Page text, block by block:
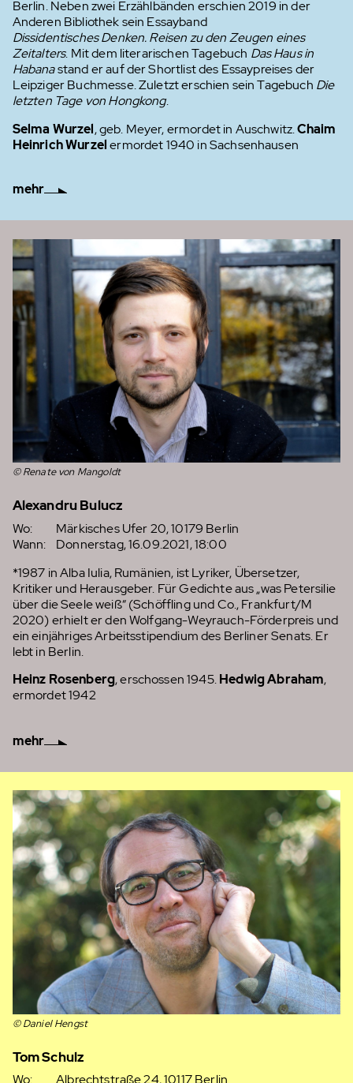
Berlin. Neben zwei Erzählbänden erschien 2019 in der
Anderen Bibliothek sein Essayband
Dissidentisches Denken. Reisen zu den Zeugen eines
Zeitalters. Mit dem literarischen Tagebuch Das Haus in
Habanastand er auf der Shortlist des Essaypreises der
Leipziger Buchmesse. Zuletzt erschien sein Tagebuch Die
letzten Tage von Hongkong.
Selma Wurzel, geb. Meyer, ermordet in Auschwitz.Chaim
Heinrich Wurzelermordet 1940 in Sachsenhausen
mehr
© Renate von Mangoldt
Alexandru Bulucz
Wo:
Märkisches Ufer 20, 10179 Berlin
Wann:
Donnerstag, 16.09.2021, 18:00
*1987 in Alba Iulia, Rumänien, ist Lyriker, Übersetzer,
Kritiker und Herausgeber. Für Gedichte aus „was Petersilie
über die Seele weiß“ (Schöffling und Co., Frankfurt/M
2020) erhielt er den Wolfgang-Weyrauch-Förderpreis und
ein einjähriges Arbeitsstipendium des Berliner Senats. Er
lebt in Berlin.
Heinz Rosenberg, erschossen 1945.Hedwig Abraham,
ermordet 1942
mehr
© Daniel Hengst
Tom Schulz